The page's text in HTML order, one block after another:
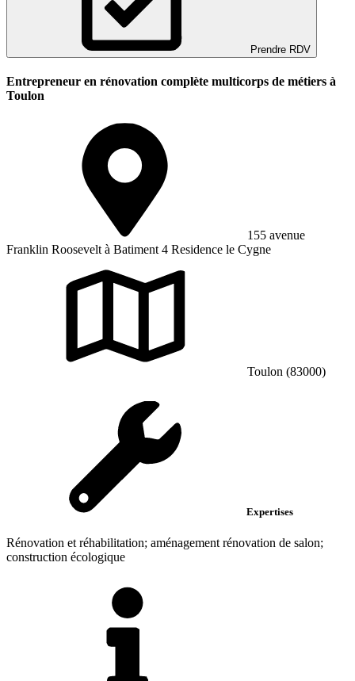
Prendre RDV
Entrepreneur en rénovation complète multicorps de métiers à
Toulon
155 avenue
Franklin Roosevelt à Batiment 4 Residence le Cygne
Toulon (83000)
Expertises
Rénovation et réhabilitation; aménagement rénovation de salon;
construction écologique